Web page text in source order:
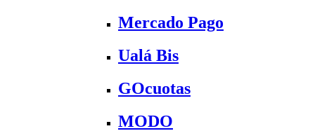
Mercado Pago
Ualá Bis
GOcuotas
MODO